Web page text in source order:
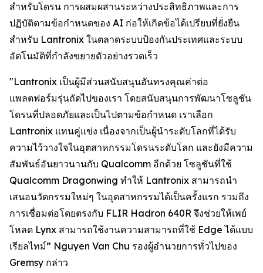
สำหรับโดรน การผสมผสานระหว่างประสิทธิภาพและการ
ปฏิบัติตามข้อกำหนดของ AI ก่อให้เกิดข้อได้เปรียบที่ยั่งยืน
สำหรับ Lantronix ในตลาดระบบป้องกันประเทศและระบบ
อัตโนมัติที่กำลังขยายตัวอย่างรวดเร็ว
"Lantronix เป็นผู้มีส่วนสนับสนุนอันทรงคุณค่าต่อ
แพลตฟอร์มรุ่นถัดไปของเรา โดยสนับสนุนการพัฒนาโซลูชัน
โดรนที่ปลอดภัยและเป็นไปตามข้อกำหนด เราเลือก
Lantronix แทนคู่แข่ง เนื่องจากเป็นผู้นำระดับโลกที่ได้รับ
ความไว้วางใจในอุตสาหกรรมโดรนระดับโลก และยังมีความ
สัมพันธ์อันยาวนานกับ Qualcomm อีกด้วย โซลูชันที่ใช้
Qualcomm Dragonwing ทำให้ Lantronix สามารถนำ
เสนอนวัตกรรมใหม่ๆ ในอุตสาหกรรมได้เป็นครั้งแรก รวมถึง
การเชื่อมต่อโดยตรงกับ FLIR Hadron 640R จึงช่วยให้เพย์
โหลด Lynx สามารถใช้งานความสามารถที่ใช้ Edge ได้แบบ
เรียลไทม์” Nguyen Van Chu รองผู้อำนวยการทั่วไปของ
Gremsy กล่าว